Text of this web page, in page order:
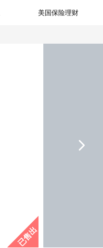
美国保险理财
已售出